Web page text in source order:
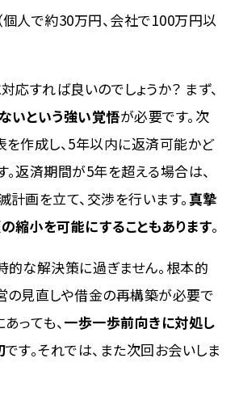
個人で約30万円、会社で100万円以
応すれば良いのでしょうか？ まず、
いという強い覚悟が必要です。次
作成し、5年以内に返済可能かど
。返済期間が5年を超える場合は、
画を立て、交渉を行います。 真摯
縮小を可能にすることもあります。
的な解決策に過ぎません。根本的
の見直しや借金の再構築が必要で
っても、一歩一歩前向きに対処し
です。それでは、また次回お会いしま